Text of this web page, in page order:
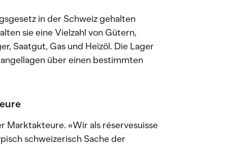
in der Schweiz gehalten
sie eine Vielzahl von Gütern,
Saatgut, Gas und Heizöl. Die Lager
über einen bestimmten
Marktakteure. «Wir als réservesuisse
schweizerisch Sache der